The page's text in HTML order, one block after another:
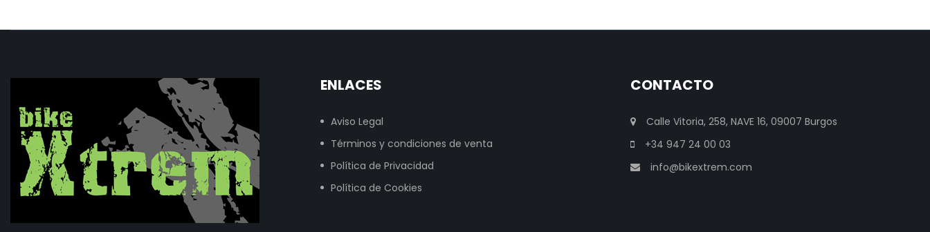
ENLACES
Aviso Legal
Términos y condiciones de venta
Política de Privacidad
Política de Cookies
CONTACTO
Calle Vitoria, 258, NAVE 16, 09007 Burgos
+34 947 24 00 03
info@bikextrem.com